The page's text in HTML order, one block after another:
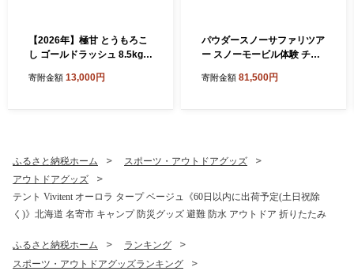
【2026年】極甘 とうもろこ
し ゴールドラッシュ 8.5kg以
ーン 北海道 名寄市 なよろイ
夏ギフト 贈り物 贈答用 御祝
クール便 産地直送 もぎたて
大容量 バーベキュー BBQ 送
料無料 8月 9月
寄附金額 13,000円
パウダースノーサファリツア
ー スノーモービル体験 チケ
シリスキー場 なよろ観光ま
寄附金額 81,500円
ふるさと納税ホーム
スポーツ・アウトドアグッズ
アウトドアグッズ
テント Vivitent オーロラ タープ ベージュ《60日以内に出荷予定(土日祝除
く)》北海道 名寄市 キャンプ 防災グッズ 避難 防水 アウトドア 折りたたみ
ふるさと納税ホーム
ランキング
スポーツ・アウトドアグッズランキング